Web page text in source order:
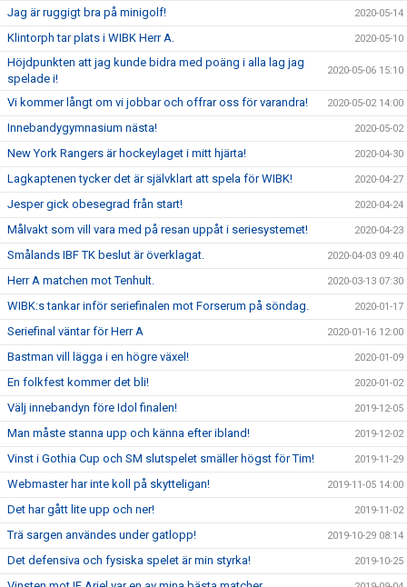
Jag är ruggigt bra på minigolf! 2020-05-14
Klintorph tar plats i WIBK Herr A. 2020-05-10
Höjdpunkten att jag kunde bidra med poäng i alla lag jag
spelade i!
2020-05-06 15:10
Vi kommer långt om vi jobbar och offrar oss för varandra! 2020-05-02 14:00
Innebandygymnasium nästa! 2020-05-02
New York Rangers är hockeylaget i mitt hjärta! 2020-04-30
Lagkaptenen tycker det är självklart att spela för WIBK! 2020-04-27
Jesper gick obesegrad från start! 2020-04-24
Målvakt som vill vara med på resan uppåt i seriesystemet! 2020-04-23
Smålands IBF TK beslut är överklagat. 2020-04-03 09:40
Herr A matchen mot Tenhult. 2020-03-13 07:30
WIBK:s tankar inför seriefinalen mot Forserum på söndag. 2020-01-17
Seriefinal väntar för Herr A 2020-01-16 12:00
Bastman vill lägga i en högre växel! 2020-01-09
En folkfest kommer det bli! 2020-01-02
Välj innebandyn före Idol finalen! 2019-12-05
Man måste stanna upp och känna efter ibland! 2019-12-02
Vinst i Gothia Cup och SM slutspelet smäller högst för Tim! 2019-11-29
Webmaster har inte koll på skytteligan! 2019-11-05 14:00
Det har gått lite upp och ner! 2019-11-02
Trä sargen användes under gatlopp! 2019-10-29 08:14
Det defensiva och fysiska spelet är min styrka! 2019-10-25